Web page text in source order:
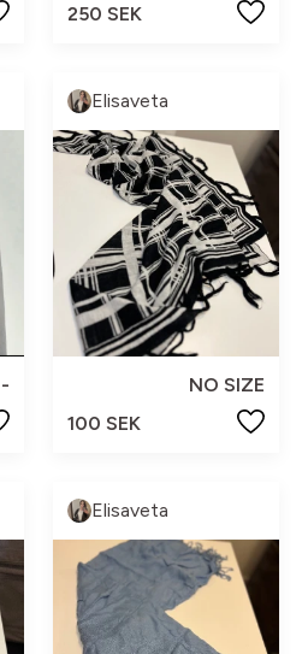
250 SEK
-
Elisaveta
NO SIZE
100 SEK
Elisaveta